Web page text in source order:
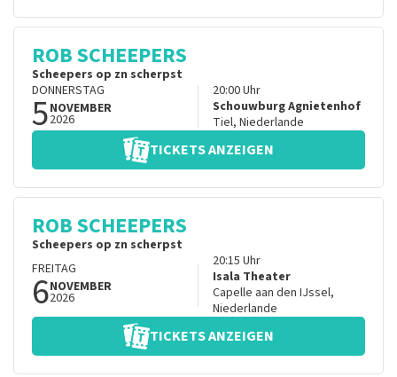
ROB SCHEEPERS
Scheepers op zn scherpst
DONNERSTAG
5NOVEMBER
2026
20:00Uhr
Schouwburg Agnietenhof
Tiel, Niederlande
TICKETS ANZEIGEN
ROB SCHEEPERS
Scheepers op zn scherpst
FREITAG
6NOVEMBER
2026
20:15 Uhr
Isala Theater
Capelle aan den IJssel,
Niederlande
TICKETS ANZEIGEN